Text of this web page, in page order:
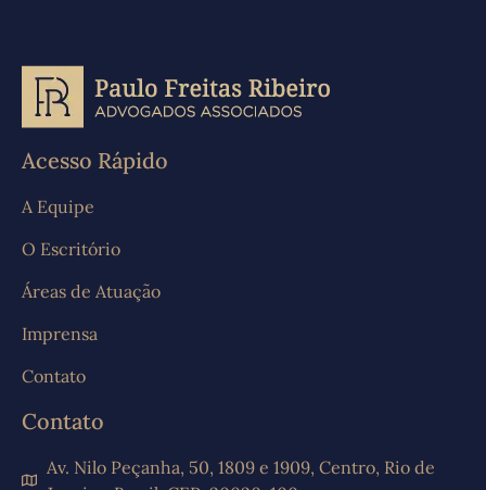
Acesso Rápido
A Equipe
O Escritório
Áreas de Atuação
Imprensa
Contato
Contato
Av. Nilo Peçanha, 50, 1809 e 1909, Centro, Rio de